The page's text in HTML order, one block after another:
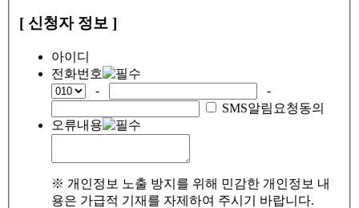
[ 신청자 정보 ]
아이디
전화번호
-
-
SMS알림요청동의
오류내용
※ 개인정보 노출 방지를 위해 민감한 개인정보 내
용은 가급적 기재를 자제하여 주시기 바랍니다.